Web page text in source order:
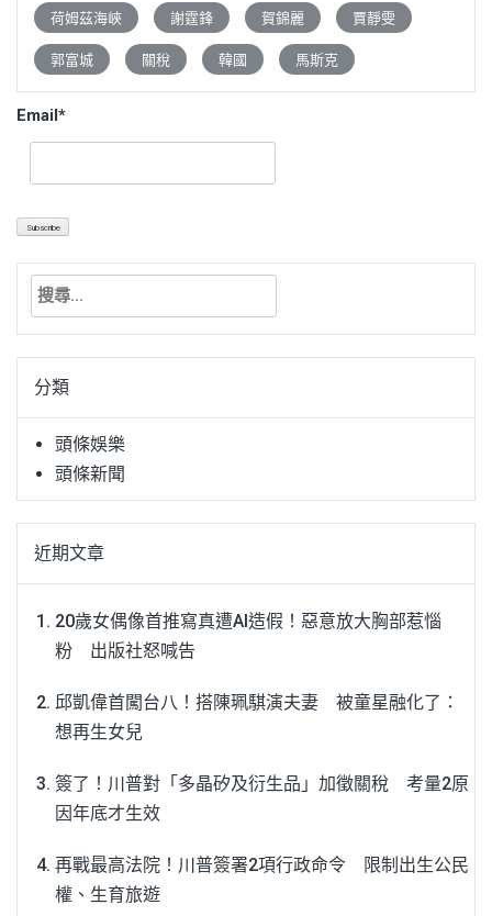
荷姆茲海峽 謝霆鋒 賀錦麗 賈靜雯
郭富城 關稅 韓國 馬斯克
Email*
搜
關
字:分類
頭條娛樂
頭條新聞
近期文章
20歲女偶像首推寫真遭AI造假！惡意放大胸部惹惱
粉 出版社怒喊告
邱凱偉首闖台八！搭陳珮騏演夫妻 被童星融化了：
想再生女兒
簽了！川普對「多晶矽及衍生品」加徵關稅 考量2原
因年底才生效
再戰最高法院！川普簽署2項行政命令 限制出生公民
權、生育旅遊